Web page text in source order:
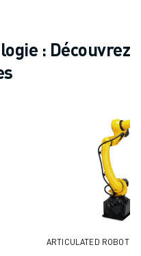
: Découvrez
ARTICULATED ROBOTS